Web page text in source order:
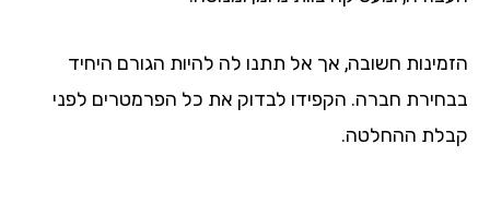
חשובה, אך אל תתנו לה להיות הגורם היחיד
חברה. הקפידו לבדוק את כל הפרמטרים לפני
ההחלטה.